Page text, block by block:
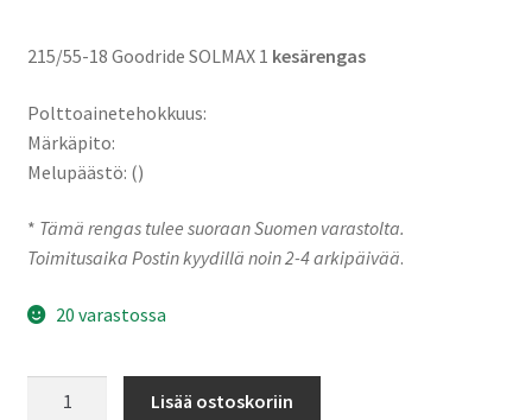
215/55-18 Goodride SOLMAX 1 kesärengas
Polttoainetehokkuus:
Märkäpito:
Melupäästö: ()
* Tämä rengas tulee suoraan Suomen varastolta.
Toimitusaika Postin kyydillä noin 2-4 arkipäivää.
20 varastossa
Lisää ostoskoriin